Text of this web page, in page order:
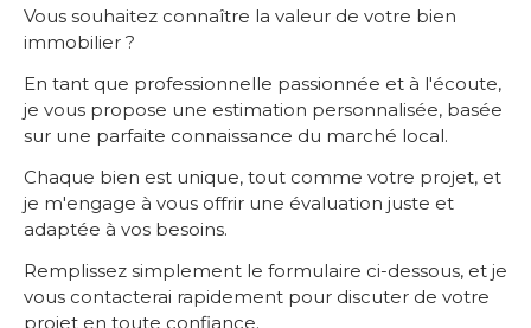
Vous souhaitez connaître la valeur de votre bien
immobilier ?
En tant que professionnelle passionnée et à l'écoute,
je vous propose une estimation personnalisée, basée
sur une parfaite connaissance du marché local.
Chaque bien est unique, tout comme votre projet, et
je m'engage à vous offrir une évaluation juste et
adaptée à vos besoins.
Remplissez simplement le formulaire ci-dessous, et je
vous contacterai rapidement pour discuter de votre
projet en toute confiance.